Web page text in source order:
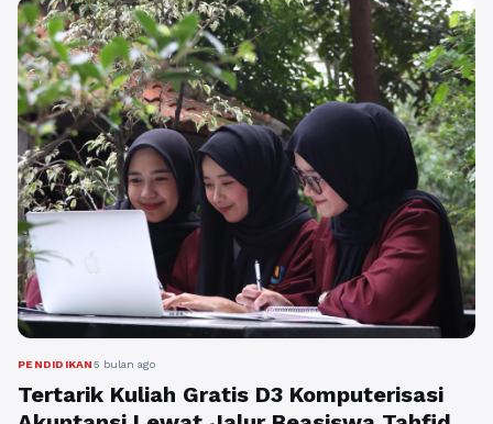
manajemen berbasis syariat, serta relevansi
keilmuan ekonomi Islam modern dalam menjawab
tantangan global yang ...Baca Selengkapnya
PENDIDIKAN5 bulan ago
Tertarik Kuliah Gratis D3 Komputerisasi